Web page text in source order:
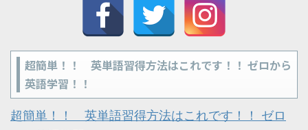
超簡単！！ 英単語習得方法はこれです！！ ゼロから
英語学習！！
超簡単！！ 英単語習得方法はこれです！！ ゼロ